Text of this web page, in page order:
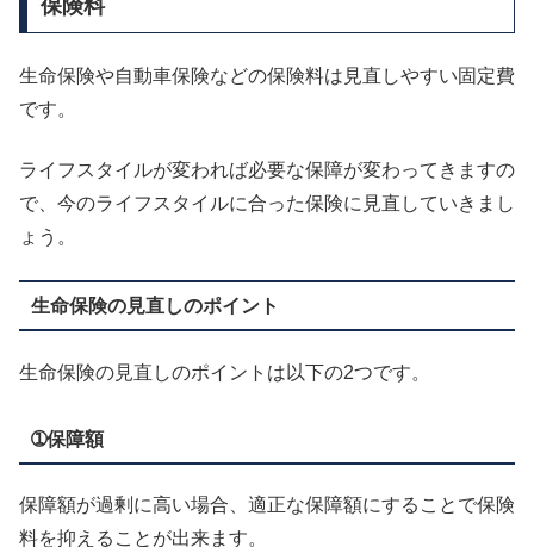
保険料
生命保険や自動車保険などの保険料は見直しやすい固定費
です。
ライフスタイルが変われば必要な保障が変わってきますの
で、今のライフスタイルに合った保険に見直していきまし
ょう。
生命保険の見直しのポイント
生命保険の見直しのポイントは以下の2つです。
➀保障額
保障額が過剰に高い場合、適正な保障額にすることで保険
料を抑えることが出来ます。